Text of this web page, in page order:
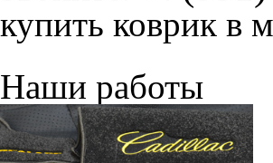
На нашем сайте в
персональных
браузером. Это,
и т.д. Если Вы